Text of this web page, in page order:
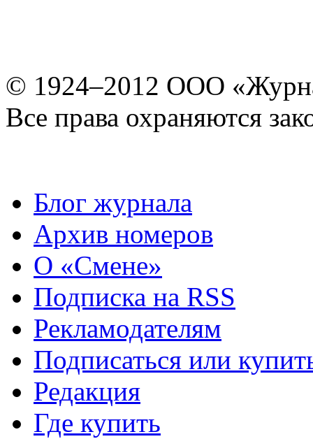
© 1924–2012 ООО
Все права охраняются
Блог журнала
Архив номеров
О «Смене»
Подписка на RSS
Рекламодателям
Подписаться или
Редакция
Где купить